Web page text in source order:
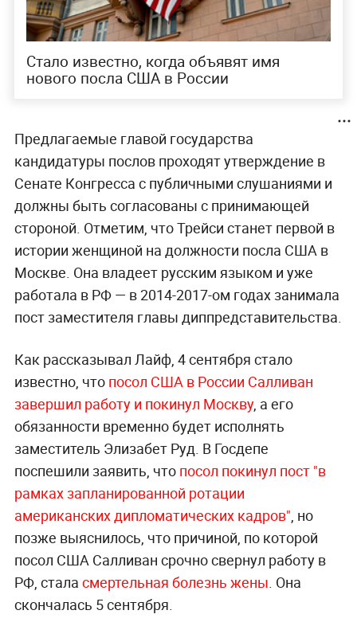
Стало известно, когда объявят имя
нового посла США в России
Предлагаемые главой государства
кандидатуры послов проходят утверждение в
Сенате Конгресса с публичными слушаниями и
должны быть согласованы с принимающей
стороной. Отметим, что Трейси станет первой в
истории женщиной на должности посла США в
Москве. Она владеет русским языком и уже
работала в РФ — в 2014-2017-ом годах занимала
пост заместителя главы диппредставительства.
Как рассказывал Лайф, 4 сентября стало
известно, что посол США в России Салливан
завершил работу и покинул Москву, а его
обязанности временно будет исполнять
заместитель Элизабет Руд. В Госдепе
поспешили заявить, что посол покинул пост "в
рамках запланированной ротации
американских дипломатических кадров", но
позже выяснилось, что причиной, по которой
посол США Салливан срочно свернул работу в
РФ, стала смертельная болезнь жены. Она
скончалась 5 сентября.